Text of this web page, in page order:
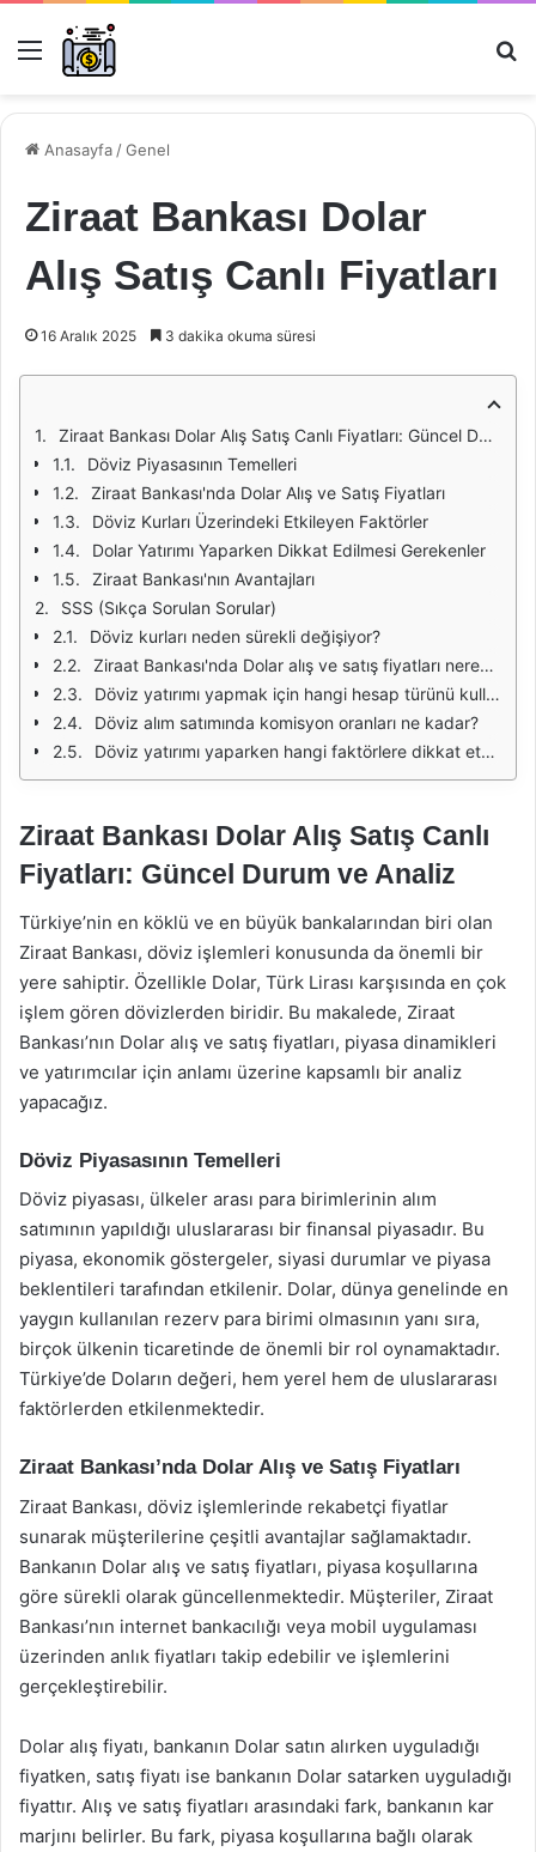
Menü
Anasayfa /Genel
Ziraat Bankası Dolar
Alış Satış Canlı Fiyatları
16 Aralık 2025 3 dakika okuma süresi
Ziraat Bankası Dolar Alış Satış Canlı Fiyatları: Güncel Durum ve Analiz
Döviz Piyasasının Temelleri
Ziraat Bankası'nda Dolar Alış ve Satış Fiyatları
Döviz Kurları Üzerindeki Etkileyen Faktörler
Dolar Yatırımı Yaparken Dikkat Edilmesi Gerekenler
Ziraat Bankası'nın Avantajları
SSS (Sıkça Sorulan Sorular)
Döviz kurları neden sürekli değişiyor?
Ziraat Bankası'nda Dolar alış ve satış fiyatları nereden öğrenilir?
Döviz yatırımı yapmak için hangi hesap türünü kullanmalıyım?
Döviz alım satımında komisyon oranları ne kadar?
Döviz yatırımı yaparken hangi faktörlere dikkat etmeliyim?
Ziraat Bankası Dolar Alış Satış Canlı
Fiyatları: Güncel Durum ve Analiz
Türkiye’nin en köklü ve en büyük bankalarından biri olan
Ziraat Bankası, döviz işlemleri konusunda da önemli bir
yere sahiptir. Özellikle Dolar, Türk Lirası karşısında en çok
işlem gören dövizlerden biridir. Bu makalede, Ziraat
Bankası’nın Dolar alış ve satış fiyatları, piyasa dinamikleri
ve yatırımcılar için anlamı üzerine kapsamlı bir analiz
yapacağız.
Döviz Piyasasının Temelleri
Döviz piyasası, ülkeler arası para birimlerinin alım
satımının yapıldığı uluslararası bir finansal piyasadır. Bu
piyasa, ekonomik göstergeler, siyasi durumlar ve piyasa
beklentileri tarafından etkilenir. Dolar, dünya genelinde en
yaygın kullanılan rezerv para birimi olmasının yanı sıra,
birçok ülkenin ticaretinde de önemli bir rol oynamaktadır.
Türkiye’de Doların değeri, hem yerel hem de uluslararası
faktörlerden etkilenmektedir.
Ziraat Bankası’nda Dolar Alış ve Satış Fiyatları
Ziraat Bankası, döviz işlemlerinde rekabetçi fiyatlar
sunarak müşterilerine çeşitli avantajlar sağlamaktadır.
Bankanın Dolar alış ve satış fiyatları, piyasa koşullarına
göre sürekli olarak güncellenmektedir. Müşteriler, Ziraat
Bankası’nın internet bankacılığı veya mobil uygulaması
üzerinden anlık fiyatları takip edebilir ve işlemlerini
gerçekleştirebilir.
Dolar alış fiyatı, bankanın Dolar satın alırken uyguladığı
fiyatken, satış fiyatı ise bankanın Dolar satarken uyguladığı
fiyattır. Alış ve satış fiyatları arasındaki fark, bankanın kar
marjını belirler. Bu fark, piyasa koşullarına bağlı olarak